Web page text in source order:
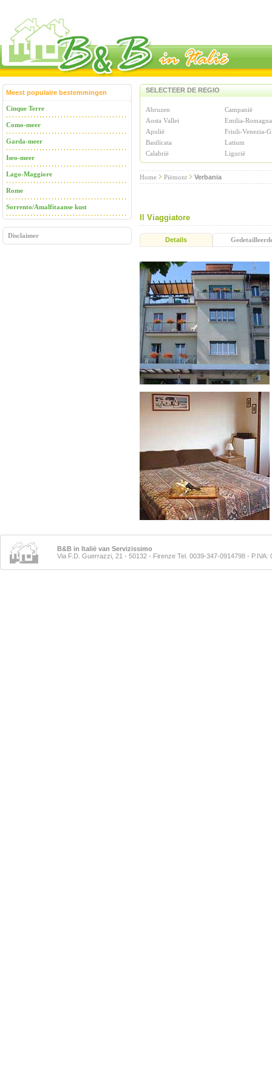
Meest populaire bestemmingen
Cinque Terre
Como-meer
Garda-meer
Iseo-meer
Lago-Maggiore
Rome
Sorrento/Amalfitaanse kust
Disclaimer
SELECTEER DE REGIO
Abruzen
Campanië
Aosta Vallei
Emilia-Romagna
Apulië
Friuli-Venezia-
Basilicata
Latium
Calabrië
Ligurië
Home Piëmont Verbania
Il Viaggiatore
Details
B&B in Italië van Servizissimo
Via F.D. Guerrazzi, 21 - 50132 - Firenze Tel. 0039-347-0914798 - P.IVA: